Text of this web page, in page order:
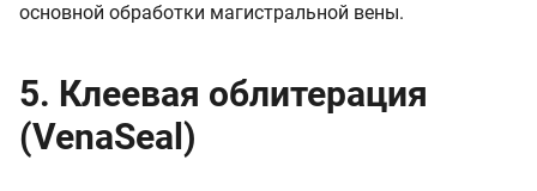
основной обработки магистральной вены.
5. Клеевая облитерация
(VenaSeal)